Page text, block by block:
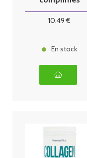
10.49 €
En stock